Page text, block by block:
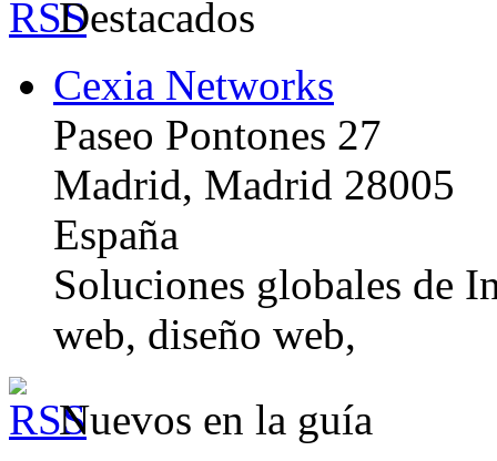
Destacados
Cexia Networks
Paseo Pontones 27
Madrid, Madrid 28005
España
Soluciones globales de
web, diseño web,
Nuevos en la guía